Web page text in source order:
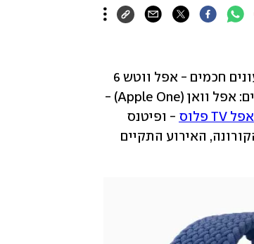
אפל TV פלוס